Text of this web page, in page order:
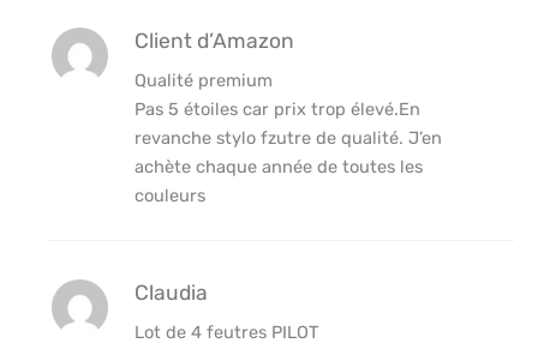
Client d’Amazon
Qualité premium
Pas 5 étoiles car prix trop élevé.En
revanche stylo fzutre de qualité. J’en
achète chaque année de toutes les
couleurs
Claudia
Lot de 4 feutres PILOT